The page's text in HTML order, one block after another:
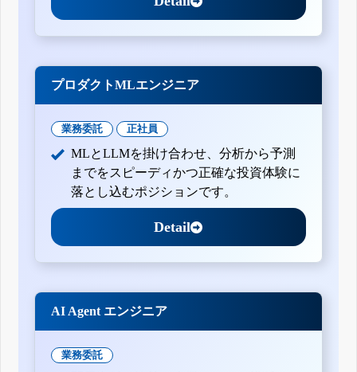
プロダクトMLエンジニア
業務委託 正社員
MLとLLMを掛け合わせ、分析から予測
までをスピーディかつ正確な投資体験に
落とし込むポジションです。
Detail
AI Agent エンジニア
業務委託